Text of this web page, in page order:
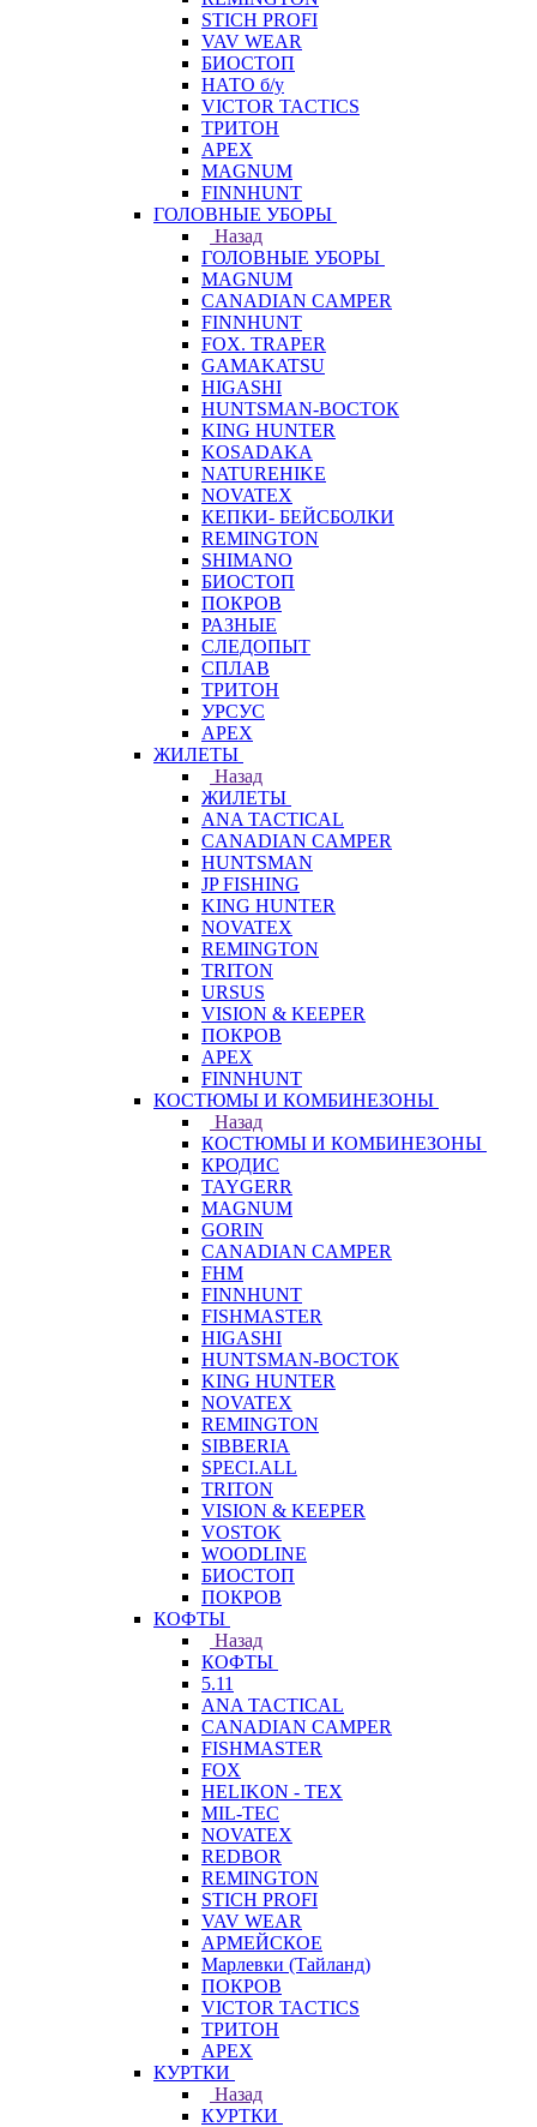
STICH PROFI
VAV WEAR
БИОСТОП
НАТО б/у
VICTOR TACTICS
ТРИТОН
APEX
MAGNUM
FINNHUNT
ГОЛОВНЫЕ УБОРЫ
Назад
ГОЛОВНЫЕ УБОРЫ
MAGNUM
CANADIAN CAMPER
FINNHUNT
FOX. TRAPER
GAMAKATSU
HIGASHI
HUNTSMAN-ВОСТОК
KING HUNTER
KOSADAKA
NATUREHIKE
NOVATEX
КЕПКИ- БЕЙСБОЛКИ
REMINGTON
SHIMANO
БИОСТОП
ПОКРОВ
РАЗНЫЕ
СЛЕДОПЫТ
СПЛАВ
ТРИТОН
УРСУС
APEX
ЖИЛЕТЫ
Назад
ЖИЛЕТЫ
ANA TACTICAL
CANADIAN CAMPER
HUNTSMAN
JP FISHING
KING HUNTER
NOVATEX
REMINGTON
TRITON
URSUS
VISION & KEEPER
ПОКРОВ
APEX
FINNHUNT
КОСТЮМЫ И КОМБИНЕЗОНЫ
Назад
КОСТЮМЫ И КОМБИНЕЗОНЫ
КРОДИС
TAYGERR
MAGNUM
GORIN
CANADIAN CAMPER
FHM
FINNHUNT
FISHMASTER
HIGASHI
HUNTSMAN-ВОСТОК
KING HUNTER
NOVATEX
REMINGTON
SIBBERIA
SPECI.ALL
TRITON
VISION & KEEPER
VOSTOK
WOODLINE
БИОСТОП
ПОКРОВ
КОФТЫ
Назад
КОФТЫ
5.11
ANA TACTICAL
CANADIAN CAMPER
FISHMASTER
FOX
HELIKON - TEX
MIL-TEC
NOVATEX
REDBOR
REMINGTON
STICH PROFI
VAV WEAR
АРМЕЙСКОЕ
Марлевки (Тайланд)
ПОКРОВ
VICTOR TACTICS
ТРИТОН
APEX
КУРТКИ
Назад
КУРТКИ